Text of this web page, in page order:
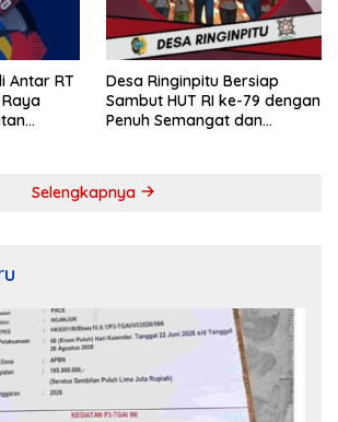
Antar RT
Desa Ringinpitu Bersiap
Sambut HUT RI ke-79 dengan
Penuh Semangat dan
Selengkapnya